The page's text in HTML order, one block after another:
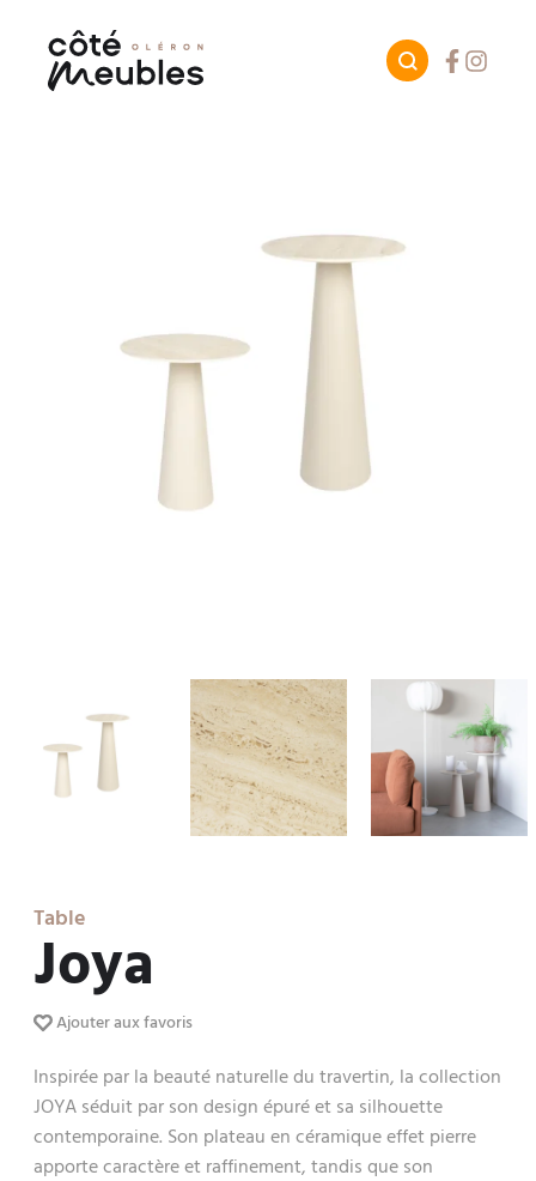
Facebook
Table
Joya
Ajouter aux favoris
Inspirée par la beauté naturelle du travertin, la collection
JOYA séduit par son design épuré et sa silhouette
contemporaine. Son plateau en céramique effet pierre
apporte caractère et raffinement, tandis que son